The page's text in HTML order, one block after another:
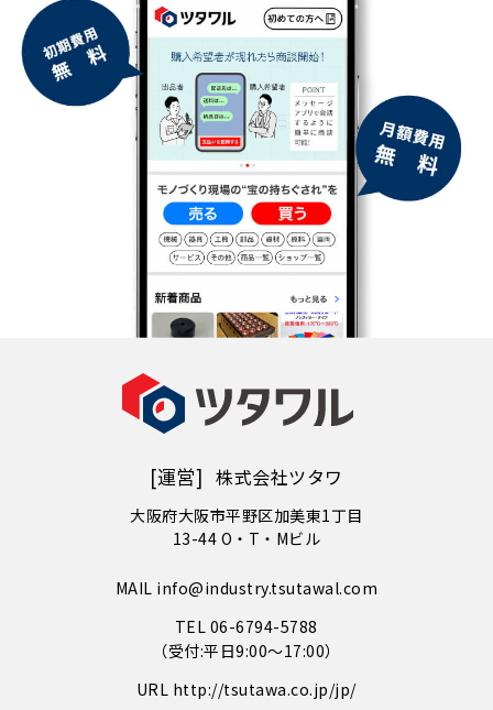
[運営] 株式会社ツタワ
大阪府大阪市平野区加美東1丁目
13-44 O・T・Mビル
MAIL info@industry.tsutawal.com
TEL 06-6794-5788
（受付:平日9:00〜17:00）
URL http://tsutawa.co.jp/jp/